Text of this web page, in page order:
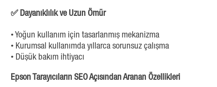
✅ Dayanıklılık ve Uzun Ömür
• Yoğun kullanım için tasarlanmış mekanizma
• Kurumsal kullanımda yıllarca sorunsuz çalışma
• Düşük bakım ihtiyacı
Epson Tarayıcıların SEO Açısından Aranan Özellikleri